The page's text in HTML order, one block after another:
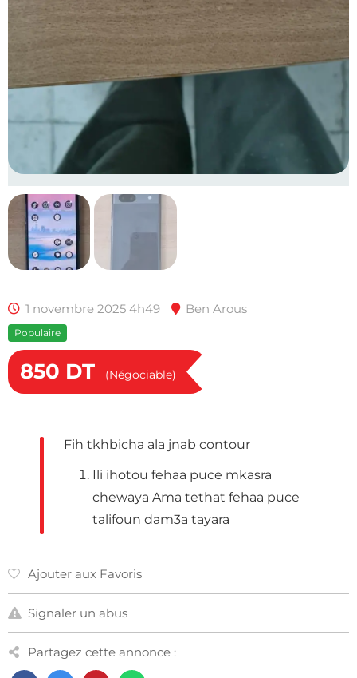
1 novembre 2025 4h49 Ben Arous
Populaire
850 DT (Négociable)
Fih tkhbicha ala jnab contour
Ili ihotou fehaa puce mkasra
chewaya Ama tethat fehaa puce
talifoun dam3a tayara
Ajouter aux Favoris
Signaler un abus
Partagez cette annonce :